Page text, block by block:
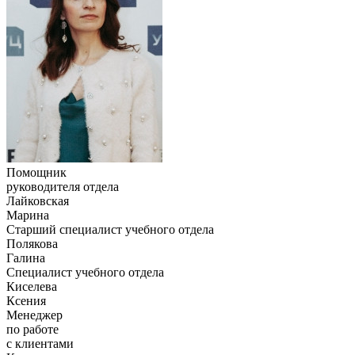
Помощник
руководителя отдела
Лайковская
Марина
Старший специалист учебного отдела
Полякова
Галина
Специалист учебного отдела
Киселева
Ксения
Менеджер
по работе
с клиентами